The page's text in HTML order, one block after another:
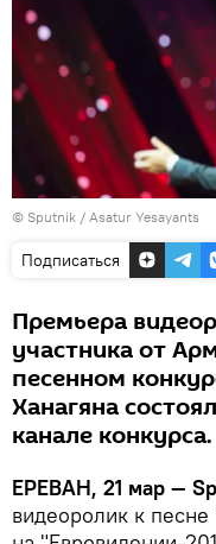
© Sputnik / Asatur Yesayants
Подписаться
Премьера
участника от
песенном
Ханагяна
канале конкурса.
ЕРЕВАН, 21 мар —
видеоролик к